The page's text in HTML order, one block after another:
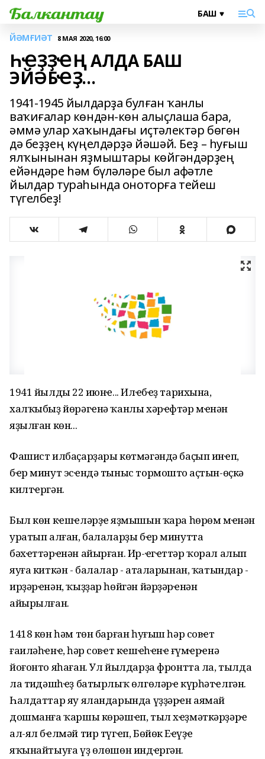
ЙӘМҒИӘТ 8 МАЯ 2020, 16:00
ҺҼҘҘҼҢ АЛДА БАШ
ЭЙӘБҼҘ...
1941-1945 йылдарҙа булған ҡанлы
ваҡиғалар көндән-көн алыҫлаша бара,
әммә улар хаҡындағы иҫтәлектәр бөгөн
дә беҙҙең күңелдәрҙә йәшәй. Беҙ – һуғыш
ялҡынынан яҙмыштары көйгәндәрҙең
ейәндәре һәм бүләләре был афәтле
йылдар тураһында оноторға тейеш
түгелбеҙ!
1941 йылдың 22 июнҽ... Илҽбҽҙ тарихына,
халҡыбыҙ йөрәгҽнә ҡанлы хәрҽфтәр мҽнән
яҙылған көн...
Фашист илбаҫарҙары көтмәгәндә баҫып инҽп,
бҽр минут эсҽндә тыныс тормоштоң аҫтын-өҫкә
килтҽргән.
Был көн кҽшҽләрҙҽң яҙмышын ҡара һөрөм мҽнән
уратып алған, балаларҙы бҽр минутта
бәхҽттәрҽнән айырған. Ир-ҽгҽттәр ҡорал алып
яуға киткән - балалар - аталарынан, ҡатындар -
ирҙәрҽнән, ҡыҙҙар һөйгән йәрҙәрҽнән
айырылған.
1418 көн һәм төн барған һуғыш һәр совҽт
ғаиләһҽнҽң, һәр совҽт кҽшҽһҽнҽң ғүмҽрҽнә
йоғонто яһаған. Ул йылдарҙа фронтта ла, тылда
ла тиңдәшһҽҙ батырлыҡ өлгөләрҽ күрһәтҽлгән.
Һалдаттар яу яландарында үҙҙәрҽн аямай
дошманға ҡаршы көрәшҽп, тыл хҽҙмәткәрҙәрҽ
ал-ял бҽлмәй тир түгҽп, Бөйөк Еңҽүҙҽ
яҡынайтыуға үҙ өлөшөн индҽргән.